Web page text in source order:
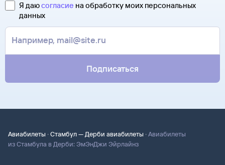
Я даюсогласие на обработку моих персональных
данных
Подписаться
Авиабилеты ·Стамбул — Дерби авиабилеты ·Авиабилеты
из Стамбула в Дерби: ЭмЭнДжи Эйрлайнз